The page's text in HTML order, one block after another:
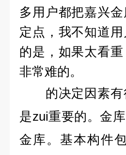
多用户都把嘉兴
定点，我不知道
的是，如果太看
非常难的。
的决定因素有
是zui重要的。金
金库。基本构件